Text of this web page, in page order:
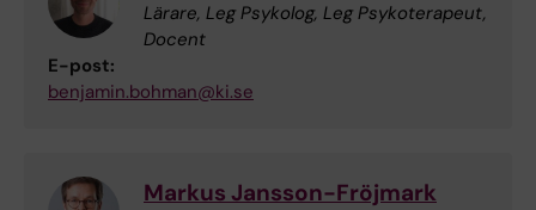
Lärare, Leg Psykolog, Leg Psykoterapeut,
Docent
E-post:
benjamin.bohman@ki.se
Markus Jansson-Fröjmark